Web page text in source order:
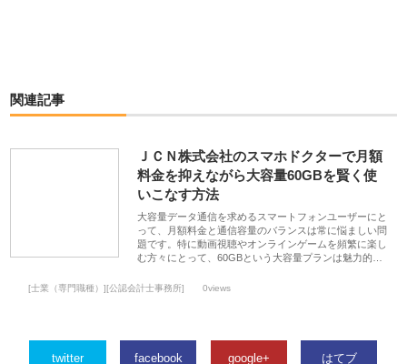
関連記事
ＪＣＮ株式会社のスマホドクターで月額
料金を抑えながら大容量60GBを賢く使
いこなす方法
大容量データ通信を求めるスマートフォンユーザーにと
って、月額料金と通信容量のバランスは常に悩ましい問
題です。特に動画視聴やオンラインゲームを頻繁に楽し
む方々にとって、60GBという大容量プランは魅力的…
[士業（専門職種）][公認会計士事務所] 0views
twitter facebook google+ はてブ